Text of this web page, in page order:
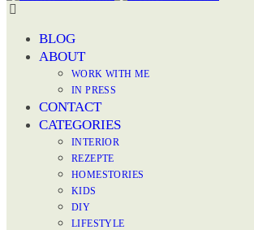
BLOG
ABOUT
WORK WITH ME
IN PRESS
CONTACT
CATEGORIES
INTERIOR
REZEPTE
HOMESTORIES
KIDS
DIY
LIFESTYLE